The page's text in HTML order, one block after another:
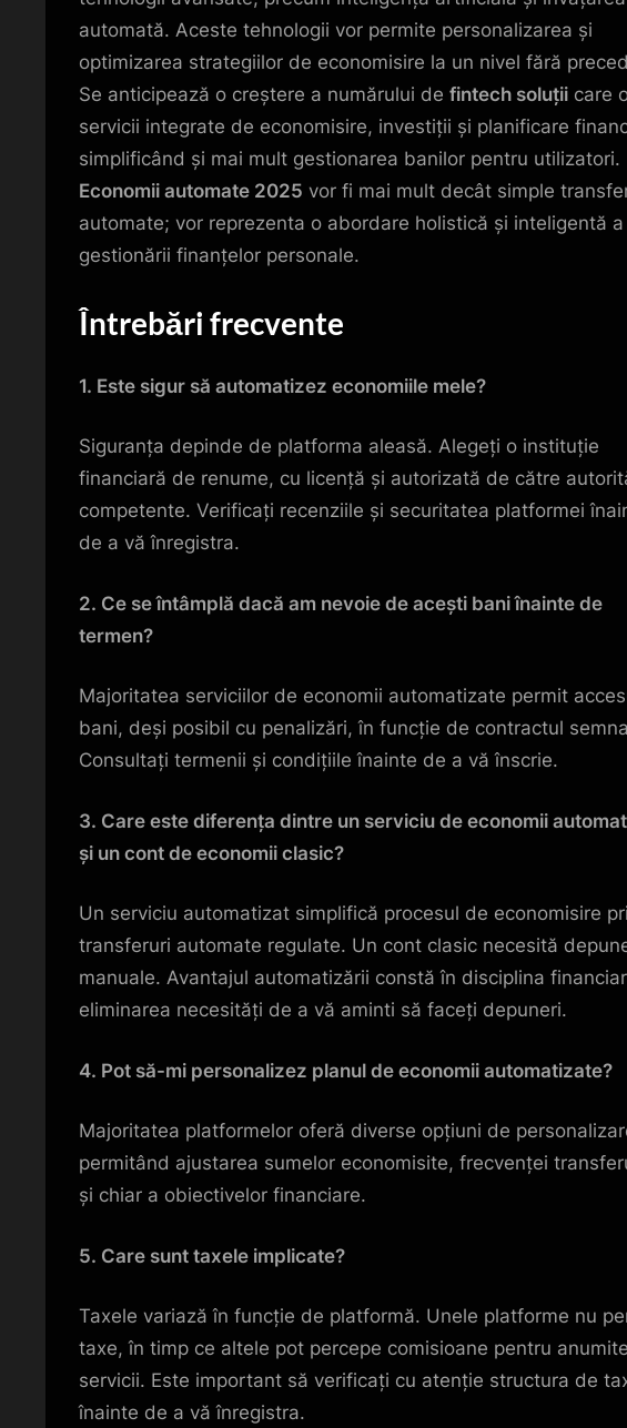
automată. Aceste tehnologii vor permite personalizarea și
optimizarea strategiilor de economisire la un nivel fără
Se anticipează o creștere a numărului de fintech soluții care
servicii integrate de economisire, investiții și planificare
simplificând și mai mult gestionarea banilor pentru utilizatori.
Economii automate 2025 vor fi mai mult decât simple
automate; vor reprezenta o abordare holistică și inteligentă a
gestionării finanțelor personale.
Întrebări frecvente
1. Este sigur să automatizez economiile mele?
Siguranța depinde de platforma aleasă. Alegeți o instituție
financiară de renume, cu licență și autorizată de către
competente. Verificați recenziile și securitatea platformei
de a vă înregistra.
2. Ce se întâmplă dacă am nevoie de acești bani înainte de
termen?
Majoritatea serviciilor de economii automatizate permit
bani, deși posibil cu penalizări, în funcție de contractul
Consultați termenii și condițiile înainte de a vă înscrie.
3. Care este diferența dintre un serviciu de economii
și un cont de economii clasic?
Un serviciu automatizat simplifică procesul de economisire
transferuri automate regulate. Un cont clasic necesită
manuale. Avantajul automatizării constă în disciplina
eliminarea necesități de a vă aminti să faceți depuneri.
4. Pot să-mi personalizez planul de economii automatizate?
Majoritatea platformelor oferă diverse opțiuni de
permitând ajustarea sumelor economisite, frecvenței
și chiar a obiectivelor financiare.
5. Care sunt taxele implicate?
Taxele variază în funcție de platformă. Unele platforme nu
taxe, în timp ce altele pot percepe comisioane pentru anumite
servicii. Este important să verificați cu atenție structura de
înainte de a vă înregistra.